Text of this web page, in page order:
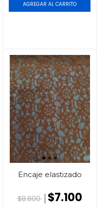
AGREGAR AL CARRITO
Encaje elastizado
$8.800 $7.100